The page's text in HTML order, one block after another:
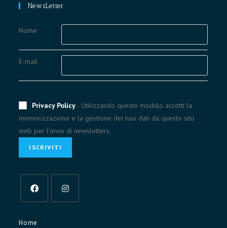
application
NewsLetter
Nome
E-mail
Privacy Policy - Utilizzando questo modulo accetti la
memorizzazione e la gestione dei tuoi dati da questo sito
web per l'invio di newsletters.
in
Home